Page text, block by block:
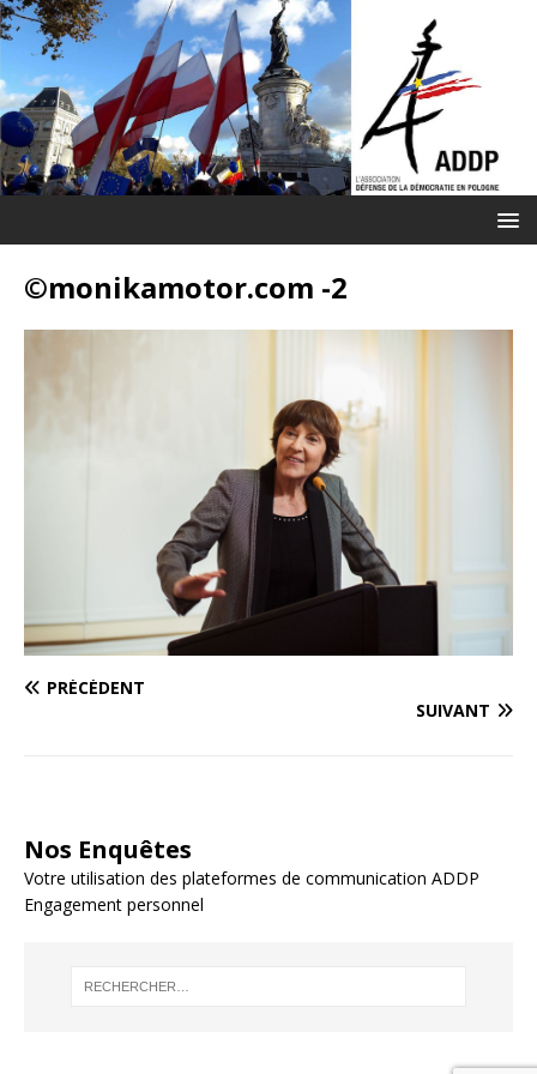
©monikamotor.com -2
PRÉCÉDENT
SUIVANT
Nos Enquêtes
Votre utilisation des plateformes de communication ADDP
Engagement personnel